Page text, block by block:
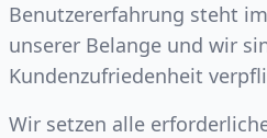
Benutzererfahrung steht
unserer Belange und wir
Kundenzufriedenheit
Wir setzen alle